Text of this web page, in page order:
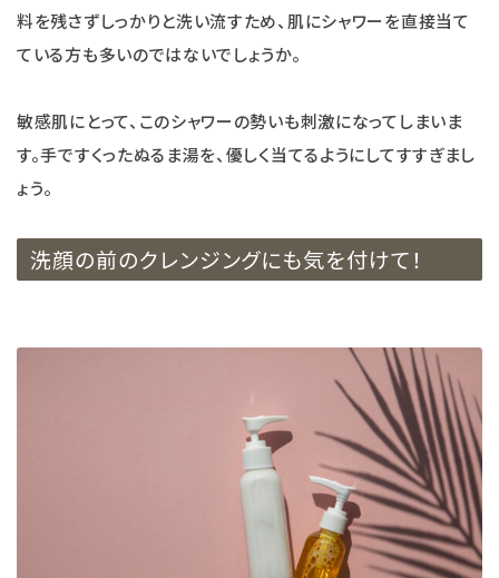
料を残さずしっかりと洗い流すため、肌にシャワーを直接当て
ている方も多いのではないでしょうか。
敏感肌にとって、このシャワーの勢いも刺激になってしまいま
す。手ですくったぬるま湯を、優しく当てるようにしてすすぎまし
ょう。
洗顔の前のクレンジングにも気を付けて！